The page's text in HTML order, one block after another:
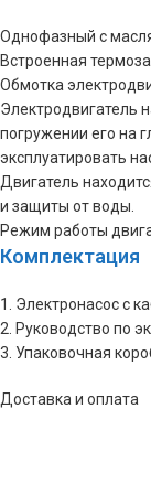
Однофазный с
Встроенная
Обмотка
Электродвигатель
погружении его на
эксплуатировать
Двигатель
и защиты от воды.
Режим работы
Комплектация
1. Электронасос с
2. Руководство по
3. Упаковочная
Доставка и оплата